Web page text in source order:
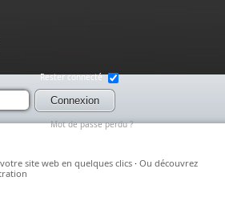
Rester connecté
Connexion
Mot de passe perdu ?
site web en quelques clics · Ou découvrez